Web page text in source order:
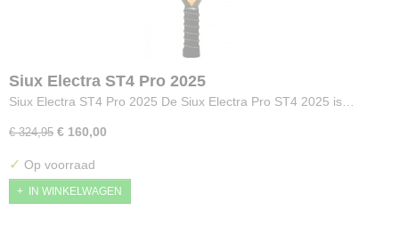
Siux Electra ST4 Pro 2025
Siux Electra ST4 Pro 2025 De Siux Electra Pro ST4 2025 is…
€ 324,95 € 160,00
✓ Op voorraad
IN WINKELWAGEN